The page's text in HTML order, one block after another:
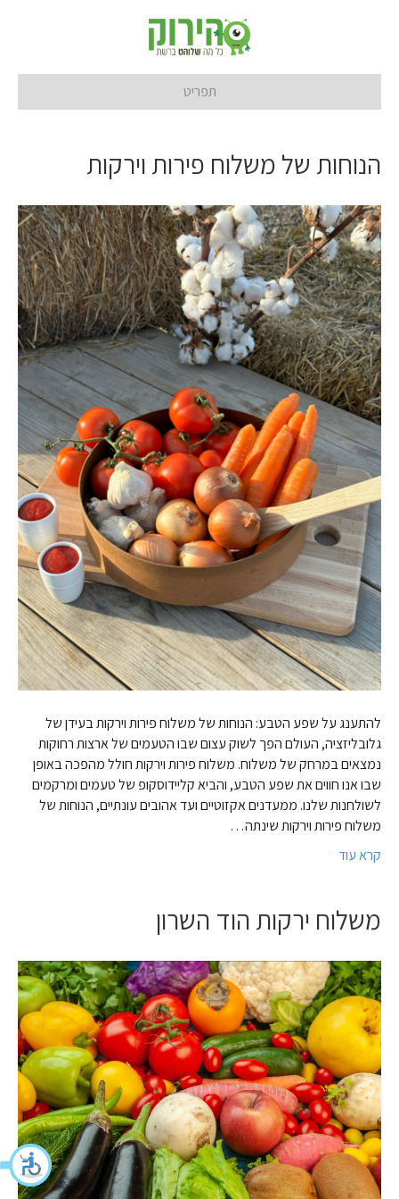
תפריט
הנוחות של משלוח פירות וירקות
להתענג על שפע הטבע: הנוחות של משלוח פירות וירקות בעידן של
גלובליזציה, העולם הפך לשוק עצום שבו הטעמים של ארצות רחוקות
נמצאים במרחק של משלוח. משלוח פירות וירקות חולל מהפכה באופן
שבו אנו חווים את שפע הטבע, והביא קליידוסקופ של טעמים ומרקמים
לשולחנות שלנו. ממעדנים אקזוטיים ועד אהובים עונתיים, הנוחות של
משלוח פירות וירקות שינתה…
קרא עוד
משלוח ירקות הוד השרון